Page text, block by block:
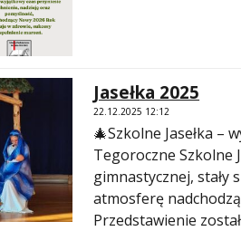
Jasełka 2025
22.12.2025 12:12
🎄Szkolne Jasełka –
Tegoroczne Szkolne
gimnastycznej, stały
atmosferę
Przedstawienie